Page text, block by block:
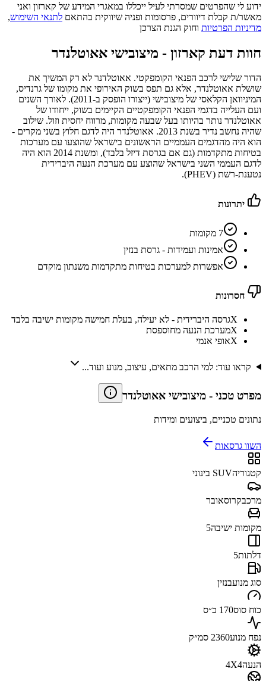
ידוע לי שהפרטים שמסרתי לעיל ייכללו במאגרי המידע של קארזון ואני
מאשר/ת קבלת דיוורים, פרסומות ופניה שיווקית בהתאם לתנאי השימוש,
מדיניות הפרטיות וחוק הגנת הצרכן
חוות דעת קארזון - מיצובישי אאוטלנדר
הדור שלישי לרכב הפנאי הקומפקטי. אאוטלדנר לא רק המשיך את
שושלת אאוטלנדר, אלא גם תפס בשוק האירופי את מקומו של גרנדיס,
המיניוואן הקלאסי של מיצובישי (ייצורו הופסק ב-2011). לאורך השנים
ועם העלייה בדגמי הפנאי הקומפקטיים הקיימים בשוק, ייחודו של
אאוטלנדר נותר בהיותו בעל שבעה מקומות, מרווח יחסית וזול. שילוב
שהיה נחשב נדיר בשנת 2013. אאוטלנדר היה לדגם חלוץ בשני מקרים -
הוא היה מהדגמים העממיים הראשונים בישראל שהוצעו עם מערכות
בטיחות מתקדמות (גם אם בגרסת דיזל בלבד), ומשנת 2014 הוא היה
לדגם העממי השני בישראל שהוצע עם מערכת הנעה היברידית
נטענת-רשת (PHEV).
יתרונות
7 מקומות
אמינות ועמידות - גרסת בנזין
אפשרות למערכות בטיחות מתקדמות משנתון מוקדם
חסרונות
Xגרסה היברידית - לא יעילה, בעלת חמישה מקומות ישיבה בלבד
Xמערכת הנעה מחוספסת
Xאופי אנמי
קראו עוד: למי הרכב מתאים, עיצוב, מנוע ועוד...
מפרט טכני - מיצובישי אאוטלנדר
נתונים טכניים, ביצועים ומידות
השוו גרסאות
קטגוריהSUV בינוני
מרכבקרוסאובר
מקומות ישיבה5
דלתות5
סוג מנועבנזין
כוח סוס170 כ״ס
נפח מנוע2360 סמ״ק
הנעה4X4